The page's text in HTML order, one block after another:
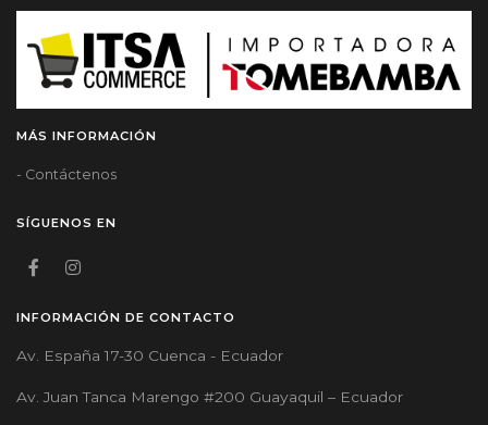
MÁS INFORMACIÓN
- Contáctenos
SÍGUENOS EN
INFORMACIÓN DE CONTACTO
Av. España 17-30 Cuenca - Ecuador
Av. Juan Tanca Marengo #200 Guayaquil – Ecuador